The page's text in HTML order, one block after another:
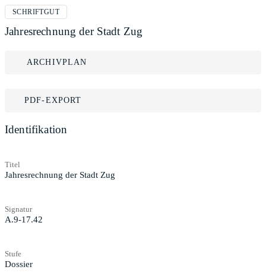
SCHRIFTGUT
Jahresrechnung der Stadt Zug
ARCHIVPLAN
PDF-EXPORT
Identifikation
Titel
Jahresrechnung der Stadt Zug
Signatur
A.9-17.42
Stufe
Dossier